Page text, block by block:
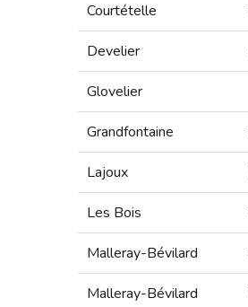
Courtételle
Develier
Glovelier
Grandfontaine
Lajoux
Les Bois
Malleray-Bévilard
Malleray-Bévilard